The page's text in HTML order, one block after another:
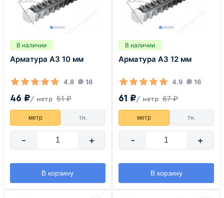
В наличии
Арматура А3 10 мм
4.8 16
46 ₽/ метр 51 ₽
метр тн.
- +
В корзину
В наличии
Арматура А3 12 мм
4.9 16
61 ₽/ метр 67 ₽
метр тн.
- +
В корзину